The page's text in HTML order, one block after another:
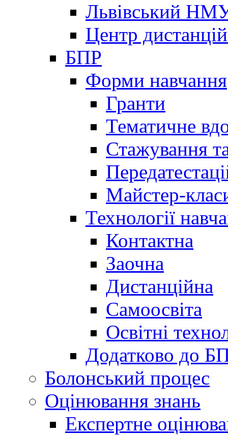
Львівський
Центр
БПР
Форми навчання
Гранти
Тематичне
Стажування
Майстер-
Технології
Контактна
Заочна
Дистанційна
Самоосвіта
Освітні
Додатково до
Болонський процес
Оцінювання знань
Експертне